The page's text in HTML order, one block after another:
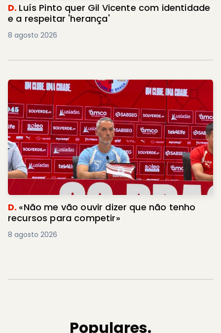
D. Luís Pinto quer Gil Vicente com identidade
e a respeitar 'herança'
8 agosto 2026
D. «Não me vão ouvir dizer que não tenho
recursos para competir»
8 agosto 2026
Populares.